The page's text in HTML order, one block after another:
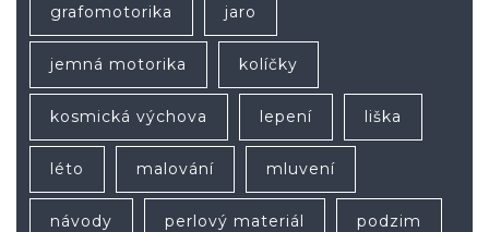
grafomotorika jaro
jemná motorika kolíčky
kosmická výchova lepení liška
léto malování mluvení
návody perlový materiál podzim